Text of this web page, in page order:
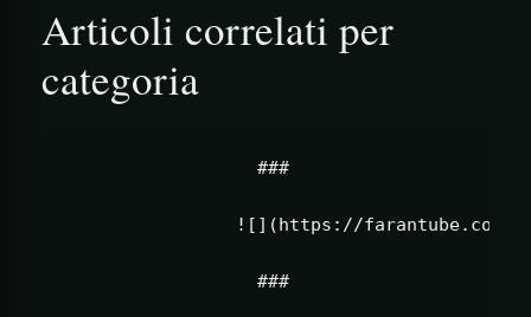
Articoli correlati per
categoria
###
![](https://farantube.com/
###